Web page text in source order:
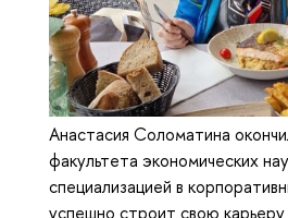
Анастасия Соломатина
факультета экономических
специализацией в
успешно строит свою карьеру